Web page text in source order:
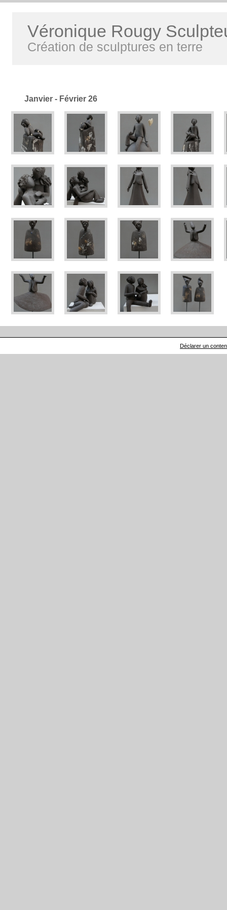
Véronique Rougy
Création de sculptures en terre
Janvier - Février 26
Déclarer un